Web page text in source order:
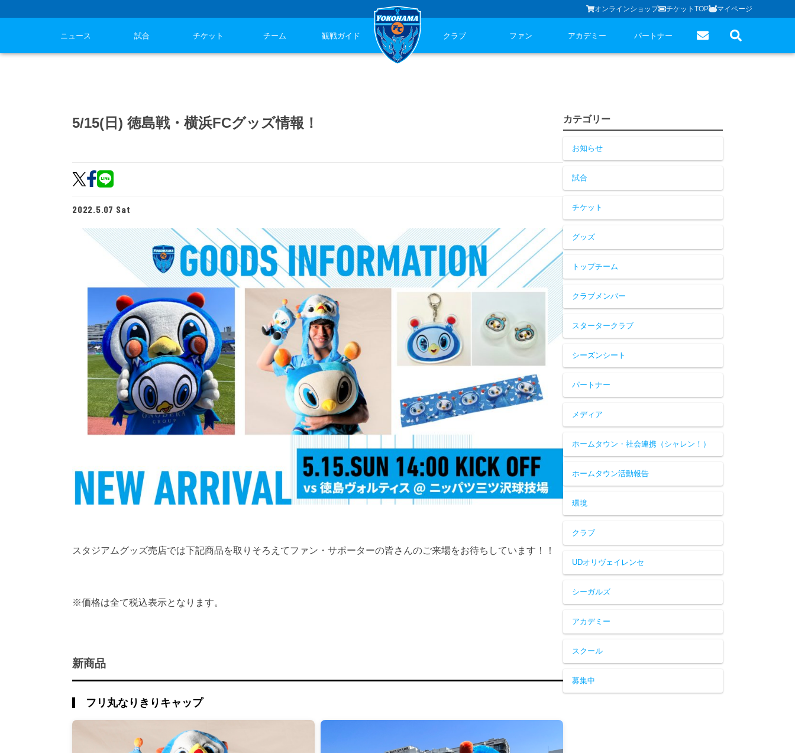
オンラインショップ チケットTOP マイページ
ニュース 試合 チケット チーム 観戦ガイド クラブ ファン アカデミー パートナー
5/15(日) 徳島戦・横浜FCグッズ情報！
2022.5.07 Sat
スタジアムグッズ売店では下記商品を取りそろえてファン・サポーターの皆さんのご来場をお待ちしています！！
※価格は全て税込表示となります。
新商品
フリ丸なりきりキャップ
カテゴリー
お知らせ
試合
チケット
グッズ
トップチーム
クラブメンバー
スタータークラブ
シーズンシート
パートナー
メディア
ホームタウン・社会連携（シャレン！）
ホームタウン活動報告
環境
クラブ
UDオリヴェイレンセ
シーガルズ
アカデミー
スクール
募集中